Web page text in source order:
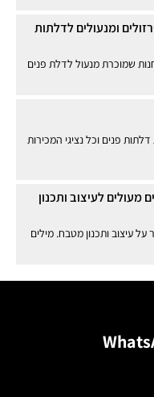
ומנעולים לדלתות
שמוכרת מנעול לדלת פנים
פנים וכל נציגי המכירות
- 115 טיפים מעולים לעיצוב ותכנון
עיצוב ותכנון מטבח. מילים